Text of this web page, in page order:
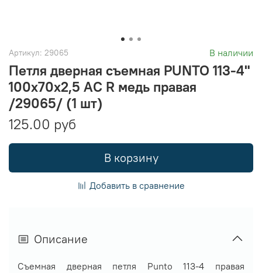
Артикул: 29065 В наличии
Петля дверная съемная PUNTO 113-4"
100х70х2,5 AC R медь правая
/29065/ (1 шт)
125.00 руб
В корзину
Добавить в сравнение
Описание
Съемная дверная петля Punto 113-4 правая